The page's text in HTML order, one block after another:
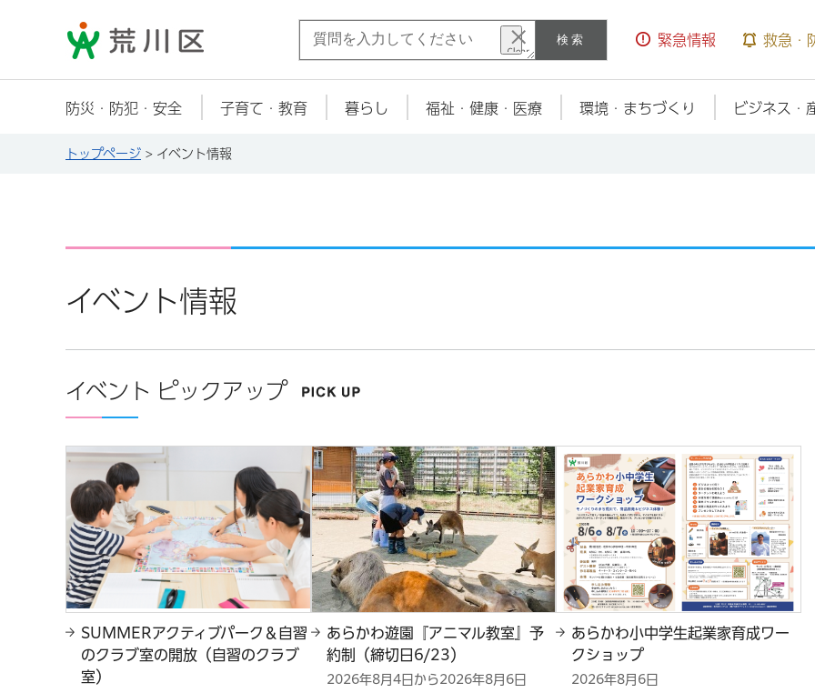
荒川区 検索 緊急情報 救急・
防災・防犯・安全 子育て・教育 暮らし 福祉・健康・医療 環境・まちづくり ビジネス・
トップページ > イベント情報
イベント情報
イベント ピックアップ
SUMMERアクティブパーク＆自習
のクラブ室の開放（自習のクラブ
室）
あらかわ遊園『アニマル教室』予
約制（締切日6/23）
2026年8月4日から2026年8月6日
あらかわ小中学生起業家育成ワー
クショップ
2026年8月6日